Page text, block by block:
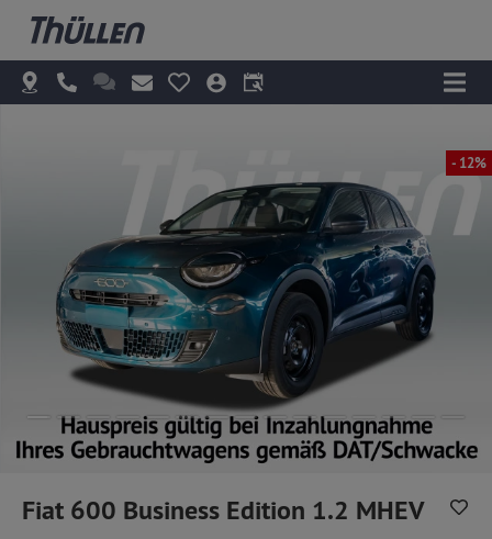
- 12%
Fiat 600 Business Edition 1.2 MHEV